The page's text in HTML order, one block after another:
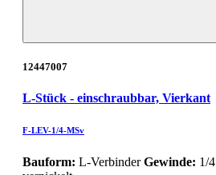
12447007
L-Stück - einschraubbar, Vierkant
F-LEV-1/4-MSv
Bauform: L-VerbinderGewinde: 1/4